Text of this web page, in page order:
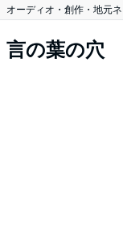
オーディオ・創作・地元
言の葉の穴